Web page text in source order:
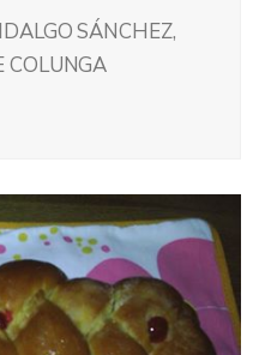
SÁNCHEZ,
COLUNGA